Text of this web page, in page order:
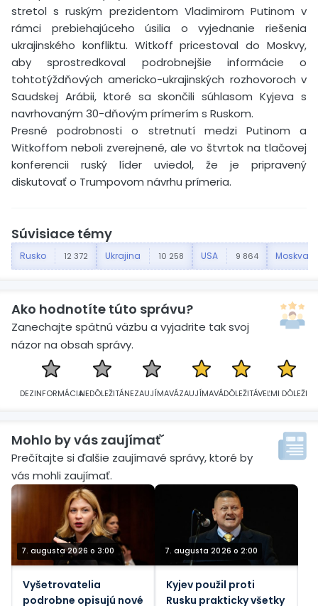
stretol s ruským prezidentom Vladimirom Putinom v
rámci prebiehajúceho úsilia o vyjednanie riešenia
ukrajinského konfliktu. Witkoff pricestoval do Moskvy,
aby sprostredkoval podrobnejšie informácie o
tohtotýždňových americko-ukrajinských rozhovoroch v
Saudskej Arábii, ktoré sa skončili súhlasom Kyjeva s
navrhovaným 30-dňovým prímerím s Ruskom.
Presné podrobnosti o stretnutí medzi Putinom a
Witkoffom neboli zverejnené, ale vo štvrtok na tlačovej
konferencii ruský líder uviedol, že je pripravený
diskutovať o Trumpovom návrhu prímeria.
Súvisiace témy
Rusko 12 372 Ukrajina 10 258 USA 9 864 Moskva
Ako hodnotíte túto správu?
Zanechajte spätnú väzbu a vyjadrite tak svoj
názor na obsah správy.
DEZINFORMÁCIANEDÔLEŽITÁNEZAUJÍMAVÁZAUJÍMAVÁDÔLEŽITÁVEĽMI DÔLEŽITÁ
Mohlo by vás zaujímať´
Prečítajte si ďalšie zaujímavé správy, ktoré by
vás mohli zaujímať.
7. augusta 2026 o 3:00
Vyšetrovatelia
podrobne opisujú nové
7. augusta 2026 o 2:00
Kyjev použil proti
Rusku prakticky všetky